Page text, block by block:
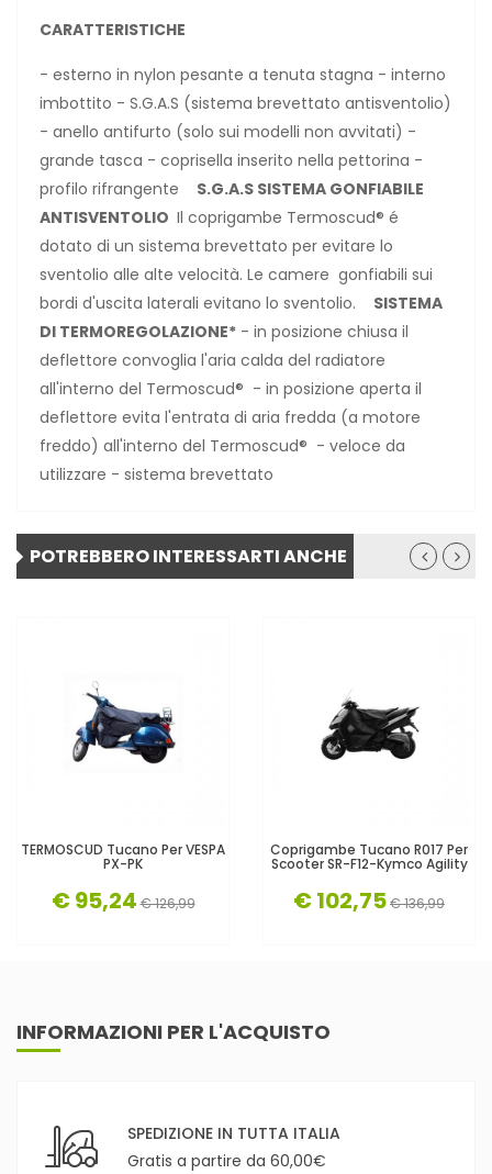
CARATTERISTICHE
- esterno in nylon pesante a tenuta stagna - interno
imbottito - S.G.A.S (sistema brevettato antisventolio)
- anello antifurto (solo sui modelli non avvitati) -
grande tasca - coprisella inserito nella pettorina -
profilo rifrangente S.G.A.S SISTEMA GONFIABILE
ANTISVENTOLIO Il coprigambe Termoscud® é
dotato di un sistema brevettato per evitare lo
sventolio alle alte velocità. Le camere gonfiabili sui
bordi d'uscita laterali evitano lo sventolio. SISTEMA
DI TERMOREGOLAZIONE* - in posizione chiusa il
deflettore convoglia l'aria calda del radiatore
all'interno del Termoscud® - in posizione aperta il
deflettore evita l'entrata di aria fredda (a motore
freddo) all'interno del Termoscud® - veloce da
utilizzare - sistema brevettato
POTREBBERO INTERESSARTI ANCHE
TERMOSCUD Tucano Per VESPA
PX-PK
€ 95,24 € 126,99
Coprigambe Tucano R017 Per
Scooter SR-F12-Kymco Agility
€ 102,75€ 136,99
INFORMAZIONI PER L'ACQUISTO
SPEDIZIONE IN TUTTA ITALIA
Gratis a partire da 60,00€